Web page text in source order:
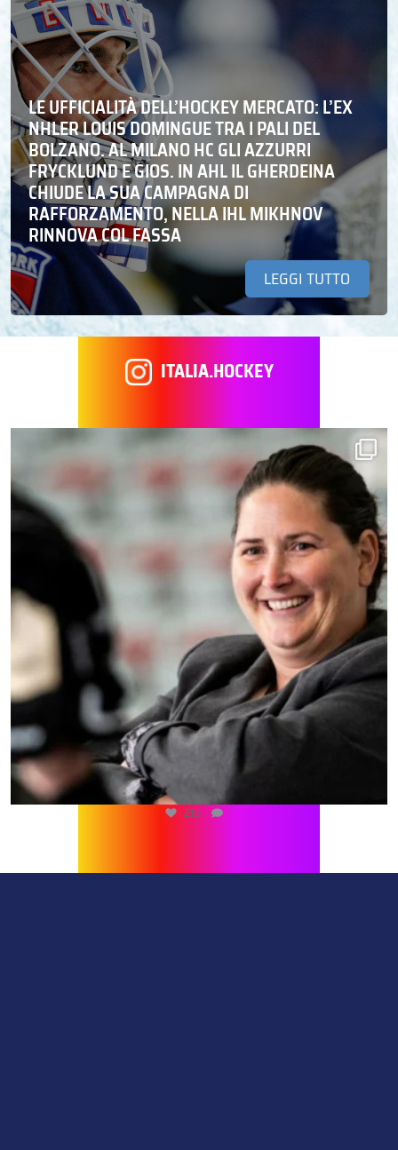
LE UFFICIALITÀ DELL’HOCKEY MERCATO: L’EX
NHLER LOUIS DOMINGUE TRA I PALI DEL
BOLZANO. AL MILANO HC GLI AZZURRI
FRYCKLUND E GIOS. IN AHL IL GHERDEINA
CHIUDE LA SUA CAMPAGNA DI
RAFFORZAMENTO, NELLA IHL MIKHNOV
RINNOVA COL FASSA
LEGGI TUTTO
ITALIA.HOCKEY
216 1